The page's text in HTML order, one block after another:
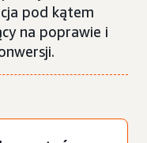
pod kątem
na poprawie i